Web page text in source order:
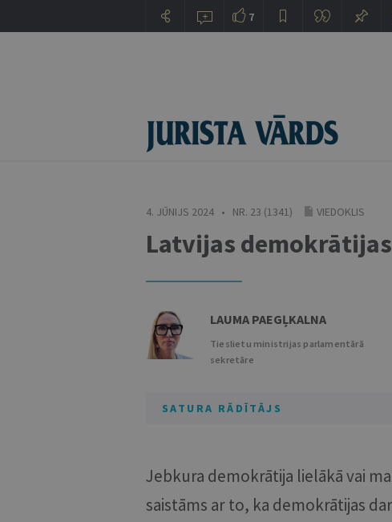
4. JŪNIJS 2024 • NR. 23 (1341) VIEDOKLIS
Latvijas
LAUMA PAEGĻKALNA
Tieslietu ministrijas parlamentārā
sekretāre
SATURA RĀDĪTĀJS
Jebkura demokrātija lielākā vai
saistāms ar to, ka demokrātijas
7